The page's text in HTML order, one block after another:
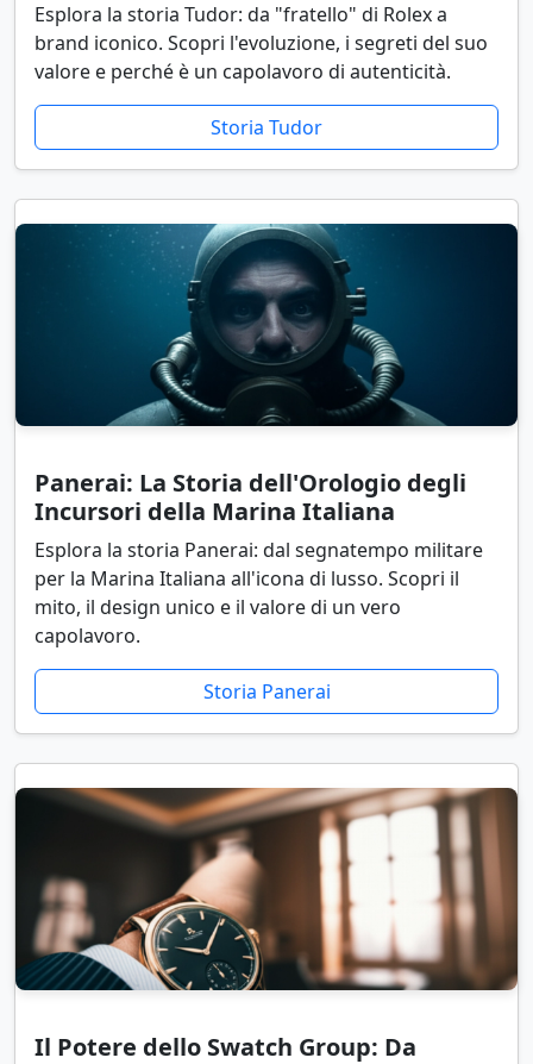
Esplora la storia Tudor: da "fratello" di Rolex a
brand iconico. Scopri l'evoluzione, i segreti del suo
valore e perché è un capolavoro di autenticità.
Storia Tudor
Panerai: La Storia dell'Orologio degli
Incursori della Marina Italiana
Esplora la storia Panerai: dal segnatempo militare
per la Marina Italiana all'icona di lusso. Scopri il
mito, il design unico e il valore di un vero
capolavoro.
Storia Panerai
Il Potere dello Swatch Group: Da